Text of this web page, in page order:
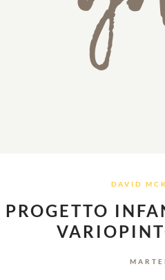
DAVID
PROGETTO